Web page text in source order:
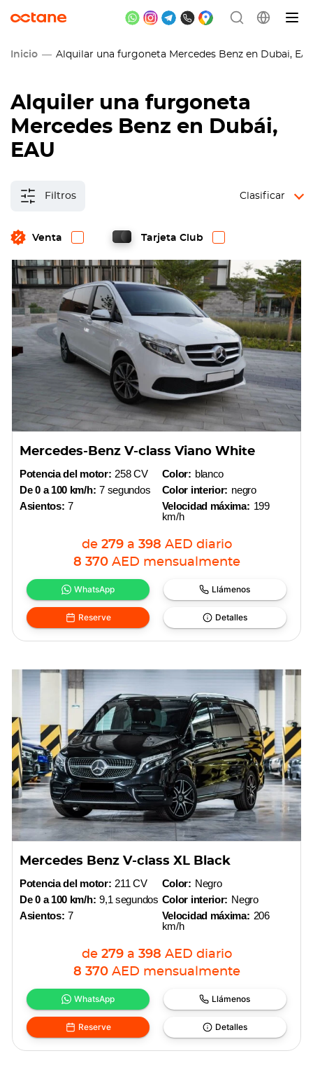
Inicio Alquilar una furgoneta Mercedes Benz en Dubai,
Alquiler una furgoneta
Mercedes Benz en Dubái,
EAU
Filtros
Venta Tarjeta Club
Clasificar
Mercedes-Benz V-class Viano White
Potencia del motor: 258 CV
De 0 a 100 km/h: 7 segundos
Asientos: 7
Color: blanco
Color interior: negro
Velocidad máxima: 199
km/h
de 279 a 398 AED diario
8 370 AED mensualmente
WhatsApp Llámenos
Reserve Detalles
Mercedes Benz V-class XL Black
Potencia del motor: 211 CV
De 0 a 100 km/h: 9,1 segundos
Asientos: 7
Color: Negro
Color interior: Negro
Velocidad máxima: 206
km/h
de 279 a 398 AED diario
8 370 AED mensualmente
WhatsApp Llámenos
Reserve Detalles